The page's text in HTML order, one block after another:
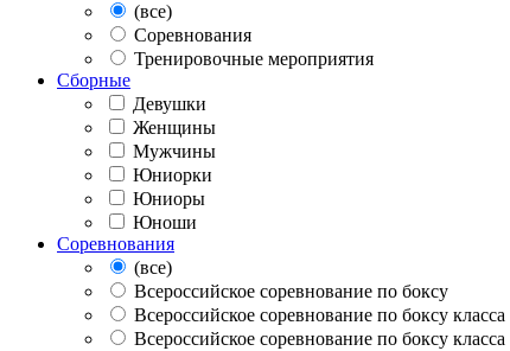
(все)
Соревнования
Тренировочные мероприятия
Сборные
Девушки
Женщины
Мужчины
Юниорки
Юниоры
Юноши
Соревнования
(все)
Всероссийское соревнование по боксу
Всероссийское соревнование по боксу
Всероссийское соревнование по боксу